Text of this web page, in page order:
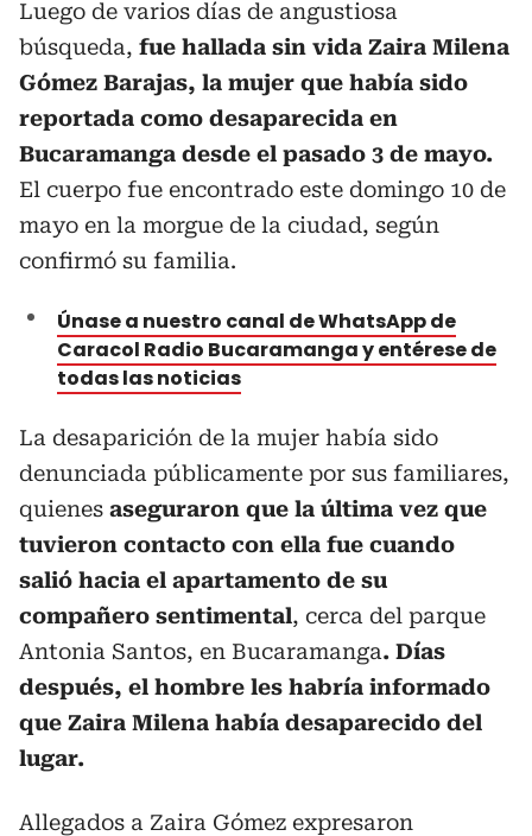
Luego de varios días de angustiosa
búsqueda, fue hallada sin vida Zaira Milena
Gómez Barajas, la mujer que había sido
reportada como desaparecida en
Bucaramanga desde el pasado 3 de mayo.
El cuerpo fue encontrado este domingo 10 de
mayo en la morgue de la ciudad, según
confirmó su familia.
Únase a nuestro canal de WhatsApp de
Caracol Radio Bucaramanga y entérese de
todas las noticias
La desaparición de la mujer había sido
denunciada públicamente por sus familiares,
quienes aseguraron que la última vez que
tuvieron contacto con ella fue cuando
salió hacia el apartamento de su
compañero sentimental, cerca del parque
Antonia Santos, en Bucaramanga. Días
después, el hombre les habría informado
que Zaira Milena había desaparecido del
lugar.
Allegados a Zaira Gómez expresaron